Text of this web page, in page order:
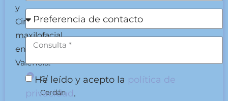
y
Cirugía
maxilofacial
en
Valencia.
C/
Cerdán
He leído y acepto la política de
privacidad.